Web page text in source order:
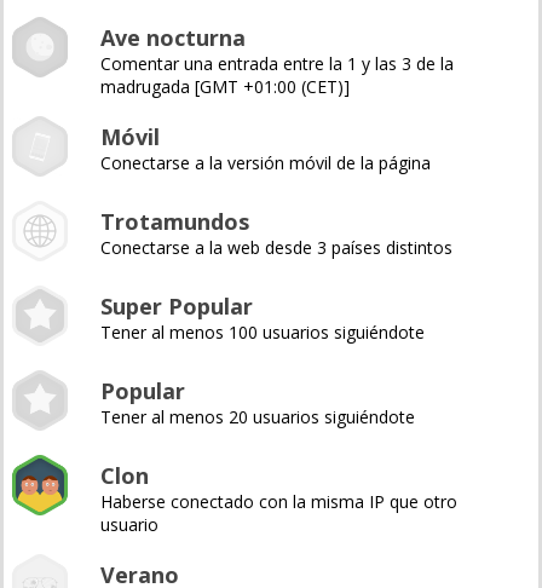
Ave nocturna
Comentar una entrada entre la 1 y las 3 de la
madrugada [GMT +01:00 (CET)]
Móvil
Conectarse a la versión móvil de la página
Trotamundos
Conectarse a la web desde 3 países distintos
Super Popular
Tener al menos 100 usuarios siguiéndote
Popular
Tener al menos 20 usuarios siguiéndote
Clon
Haberse conectado con la misma IP que otro
usuario
Verano